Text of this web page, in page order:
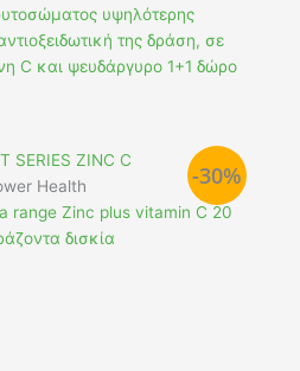
υψηλότερης
της δράση, σε
C και ψευδάργυρο 1+1 δώρο
-30%
Health
range Zinc plus vitamin C 20
δισκία